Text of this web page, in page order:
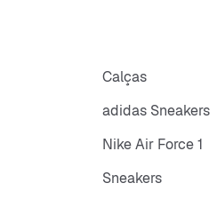
Calças
adidas Sneakers
Nike Air Force 1
Sneakers